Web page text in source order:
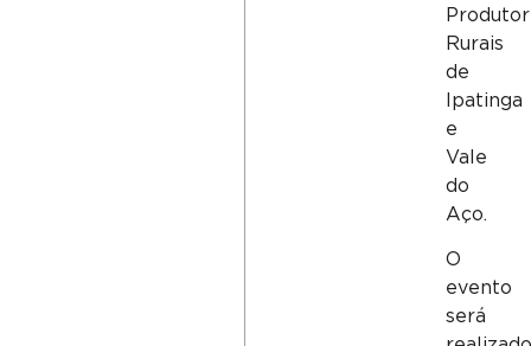
Rurais
de
Ipatinga
e
Vale
do
Aço.
O
evento
será